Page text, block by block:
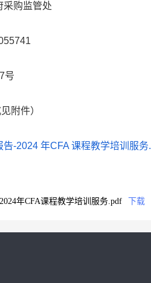
采购监管处
号
附件）
-2024 年CFA 课程教学培训服务
年CFA课程教学培训服务.pdf
下载